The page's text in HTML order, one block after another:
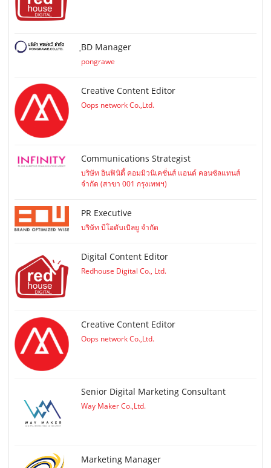
ฺBD Manager
pongrawe
Creative Content Editor
Oops network Co.,Ltd.
Communications Strategist
บริษัท อินฟินิตี้ คอมมิวนิเคชั่นส์ แอนด์ คอนซัลแทนส์
จำกัด (สาขา 001 กรุงเทพฯ)
PR Executive
บริษัท บีโอดับเบิลยู จำกัด
Digital Content Editor
Redhouse Digital Co., Ltd.
Creative Content Editor
Oops network Co.,Ltd.
Senior Digital Marketing Consultant
Way Maker Co.,Ltd.
Marketing Manager